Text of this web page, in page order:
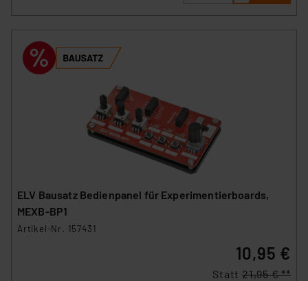
„Einige Drittanbieter verarbeiten personenbezogene
die Verarbeitung Ihrer Daten in den USA gemäß Art. 49
(1) lit. a DSGVO. Nähere Infos zu diesen Drittanbietern
und zu der jeweiligen Datenübermittlung erhalten Sie in
der Datenschutzerklärung. Für die USA besteht kein
Angemessenheitsbeschluss der EU. Dies bedeutet,
dass die USA als Land mit unzureichendem
Datenschutz nach EU-Standards eingestuft wird. So
besteht etwa das Risiko, dass US-Behörden
Überwachungsprogrammen verarbeiten, ohne dass
hiergegen Klagemöglichkeiten für Europäer bestehen.
Unsere Kooperation mit diesen Dienstleistern stützt
sich auf die Standarddatenschutzklauseln der
Europäischen Kommission sowie einer eigenen
ELV Bausatz Bedienpanel für Experimentierboards,
MEXB-BP1
Artikel-Nr. 157431
10,95 €
Statt 21,95 € **